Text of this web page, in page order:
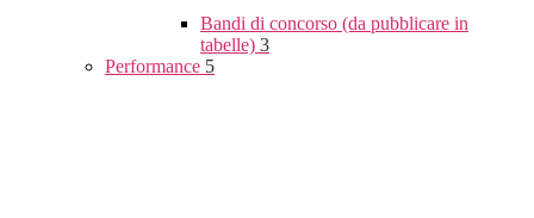
Bandi di concorso (da pubblicare in
tabelle) 3
Performance 5